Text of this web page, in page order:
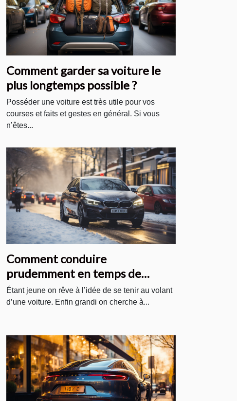
Comment garder sa voiture le
plus longtemps possible ?
Posséder une voiture est très utile pour vos
courses et faits et gestes en général. Si vous
n’êtes...
Comment conduire
prudemment en temps de
neige ?
Étant jeune on rêve à l’idée de se tenir au volant
d’une voiture. Enfin grandi on cherche à...